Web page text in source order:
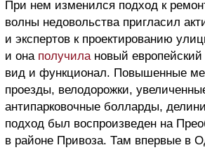
При нем изменился подход к
волны недовольства пригласил
и экспертов к проектированию
и она получила новый европейский
вид и функционал. Повышенные
проезды, велодорожки,
антипарковочные болларды,
подход был воспроизведен на
в районе Привоза. Там впервые в